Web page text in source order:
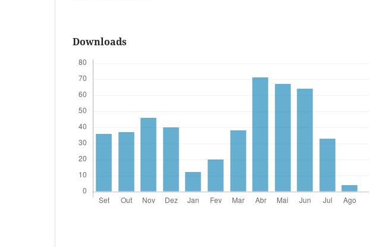
Downloads